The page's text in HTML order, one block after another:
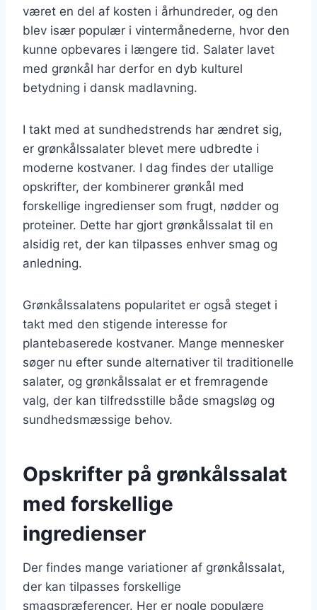
været en del af kosten i århundreder, og den
blev især populær i vintermånederne, hvor den
kunne opbevares i længere tid. Salater lavet
med grønkål har derfor en dyb kulturel
betydning i dansk madlavning.
I takt med at sundhedstrends har ændret sig,
er grønkålssalater blevet mere udbredte i
moderne kostvaner. I dag findes der utallige
opskrifter, der kombinerer grønkål med
forskellige ingredienser som frugt, nødder og
proteiner. Dette har gjort grønkålssalat til en
alsidig ret, der kan tilpasses enhver smag og
anledning.
Grønkålssalatens popularitet er også steget i
takt med den stigende interesse for
plantebaserede kostvaner. Mange mennesker
søger nu efter sunde alternativer til traditionelle
salater, og grønkålssalat er et fremragende
valg, der kan tilfredsstille både smagsløg og
sundhedsmæssige behov.
Opskrifter på grønkålssalat
med forskellige
ingredienser
Der findes mange variationer af grønkålssalat,
der kan tilpasses forskellige
smagspræferencer. Her er nogle populære